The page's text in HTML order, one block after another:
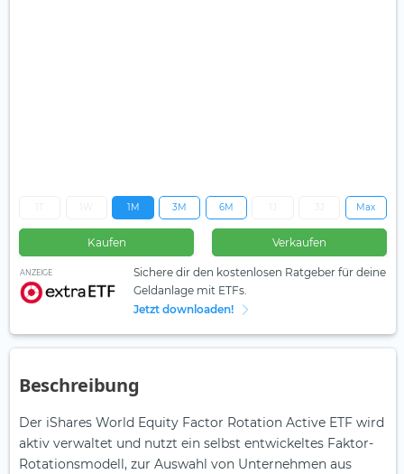
1M 3M 6M Max
Kaufen Verkaufen
ANZEIGE
Sichere dir den kostenlosen Ratgeber für deine
Geldanlage mit ETFs.
Jetzt downloaden!
Beschreibung
Der iShares World Equity Factor Rotation Active ETF wird
aktiv verwaltet und nutzt ein selbst entwickeltes Faktor-
Rotationsmodell, zur Auswahl von Unternehmen aus